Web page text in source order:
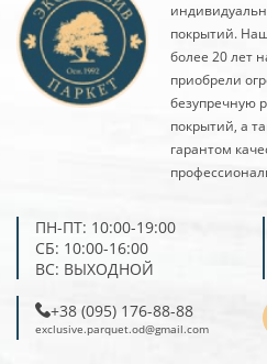
покрытий.
более 20 лет
приобрели
безупречную
покрытий, а
гарантом
ПН-ПТ: 10:00-19:00
СБ: 10:00-16:00
ВС: ВЫХОДНОЙ
‎+38 (095) 176-88-88
exclusive.parquet.od@gmail.com